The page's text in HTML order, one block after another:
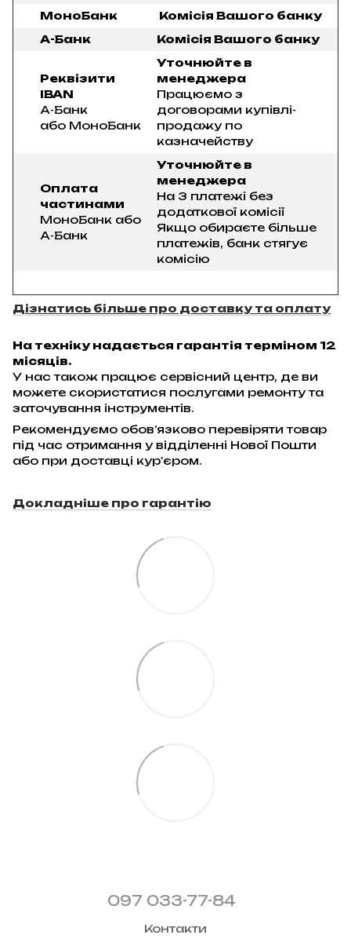
МоноБанк
Комісія Вашого банку
А-Банк
Комісія Вашого банку
Реквізити
IBAN
А-Банк
або МоноБанк
Уточнюйте в
менеджера
Працюємо з
договорами купівлі-
продажу по
казначейству
Оплата
частинами
МоноБанк або
А-Банк
Уточнюйте в
менеджера
На 3 платежі без
додаткової комісії
Якщо обираєте більше
платежів, банк стягує
комісію
Дізнатись більше про доставку та оплату
На техніку надається гарантія терміном 12
місяців.
У нас також працює сервісний центр, де ви
можете скористатися послугами ремонту та
заточування інструментів.
Рекомендуємо обов’язково перевіряти товар
під час отримання у відділенні Нової Пошти
або при доставці кур'єром.
Докладніше про гарантію
097 033-77-84
Контакти